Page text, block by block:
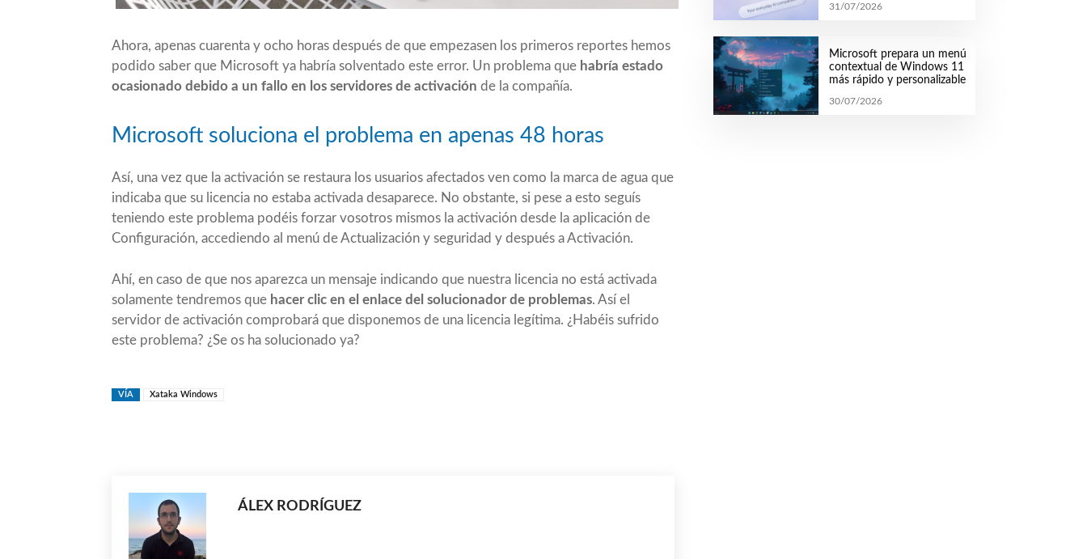
Ahora, apenas cuarenta y ocho horas después de que empezasen los primeros reportes hemos
podido saber que Microsoft ya habría solventado este error. Un problema que habría estado
ocasionado debido a un fallo en los servidores de activación de la compañía.
Microsoft soluciona el problema en apenas 48 horas
Así, una vez que la activación se restaura los usuarios afectados ven como la marca de agua que
indicaba que su licencia no estaba activada desaparece. No obstante, si pese a esto seguís
teniendo este problema podéis forzar vosotros mismos la activación desde la aplicación de
Configuración, accediendo al menú de Actualización y seguridad y después a Activación.
Ahí, en caso de que nos aparezca un mensaje indicando que nuestra licencia no está activada
solamente tendremos que hacer clic en el enlace del solucionador de problemas. Así el
servidor de activación comprobará que disponemos de una licencia legítima. ¿Habéis sufrido
este problema? ¿Se os ha solucionado ya?
VÍA Xataka Windows
ÁLEX RODRÍGUEZ
31/07/2026
Microsoft prepara un menú
contextual de Windows 11
más rápido y personalizable
30/07/2026